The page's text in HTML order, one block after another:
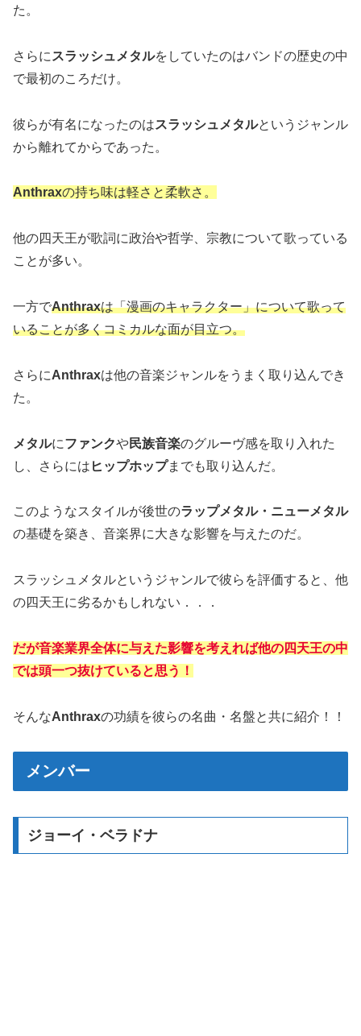
た。
さらに スラッシュメタルをしていたのはバンドの歴史の中
で最初のころだけ。
彼らが有名になったのはスラッシュメタルというジャンル
から離れてからであった。
Anthraxの持ち味は軽さと柔軟さ。
他の四天王が歌詞に政治や哲学、宗教について歌っている
ことが多い。
一方でAnthraxは「漫画のキャラクター」について歌って
いることが多くコミカルな面が目立つ。
さらにAnthraxは他の音楽ジャンルをうまく取り込んでき
た。
メタルにファンクや民族音楽のグルーヴ感を取り入れた
し、さらには ヒップホップまでも取り込んだ。
このようなスタイルが後世のラップメタル・ニューメタル
の基礎を築き、音楽界に大きな影響を与えたのだ。
スラッシュメタルというジャンルで彼らを評価すると、他
の四天王に劣るかもしれない．．．
だが音楽業界全体に与えた影響を考えれば他の四天王の中
では頭一つ抜けていると思う！
そんなAnthraxの功績を彼らの名曲・名盤と共に紹介！！
メンバー
ジョーイ・ベラドナ